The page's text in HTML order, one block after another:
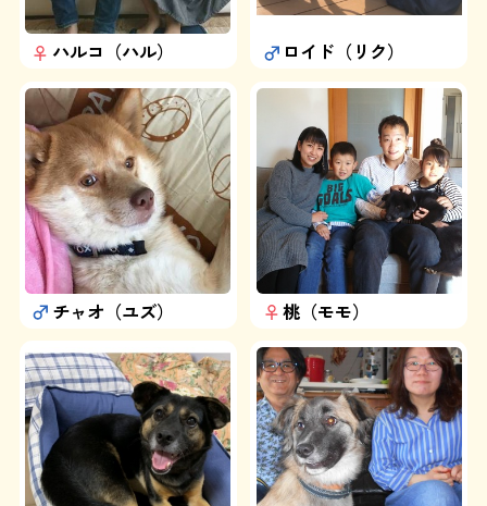
よくある質問
SHOP
ブログ
協賛企業について
ハルコ（ハル） ロイド（リク）
チャオ（ユズ） 桃（モモ）